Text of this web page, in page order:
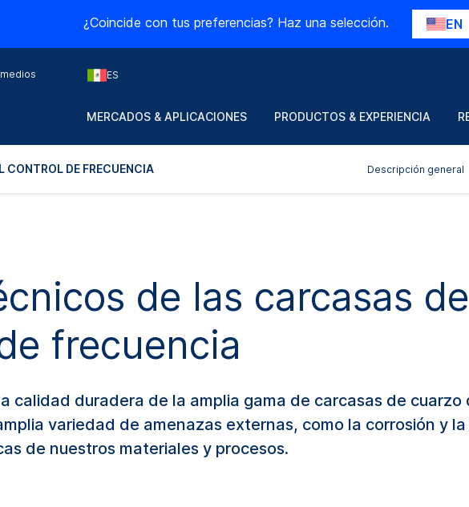
¿Coincide con tus preferencias? Haz una selección. EN
ES
MERCADOS & APLICACIONES PRODUCTOS & EXPERIENCIA
CONTROL DE FRECUENCIA Descripción general
de las carcasas
frecuencia
calidad duradera de la amplia gama de carcasas de
variedad de amenazas externas, como la corrosión y
de nuestros materiales y procesos.